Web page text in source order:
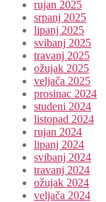
rujan 2025
srpanj 2025
lipanj 2025
svibanj 2025
travanj 2025
ožujak 2025
veljača 2025
prosinac 2024
studeni 2024
listopad 2024
rujan 2024
lipanj 2024
svibanj 2024
travanj 2024
ožujak 2024
veljača 2024